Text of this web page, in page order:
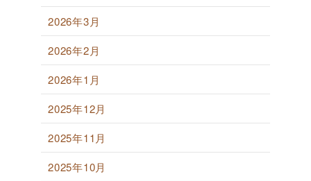
2026年3月
2026年2月
2026年1月
2025年12月
2025年11月
2025年10月